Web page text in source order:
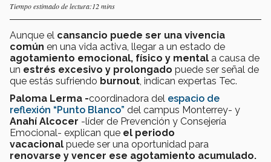
Tiempo estimado de lectura:12 mins
Aunque el cansancio puede ser una vivencia
común en una vida activa, llegar a un estado de
agotamiento emocional, físico y mental a causa de
un estrés excesivo y prolongado puede ser señal de
que estás sufriendo burnout , indican expertas Tec.
Paloma Lerma -coordinadora del espacio de
reflexión “Punto Blanco” del campus Monterrey- y
Anahí Alcocer -líder de Prevención y Consejería
Emocional- explican que el periodo
vacacional puede ser una oportunidad para
renovarse y vencer ese agotamiento acumulado.